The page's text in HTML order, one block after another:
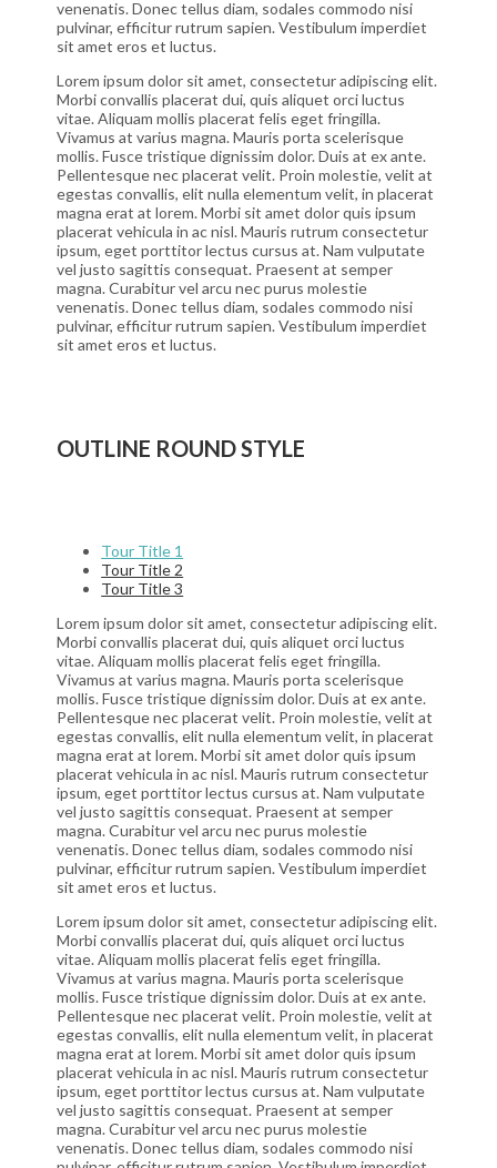
venenatis. Donec tellus diam, sodales commodo nisi
pulvinar, efficitur rutrum sapien. Vestibulum imperdiet
sit amet eros et luctus.
Lorem ipsum dolor sit amet, consectetur adipiscing elit.
Morbi convallis placerat dui, quis aliquet orci luctus
vitae. Aliquam mollis placerat felis eget fringilla.
Vivamus at varius magna. Mauris porta scelerisque
mollis. Fusce tristique dignissim dolor. Duis at ex ante.
Pellentesque nec placerat velit. Proin molestie, velit at
egestas convallis, elit nulla elementum velit, in placerat
magna erat at lorem. Morbi sit amet dolor quis ipsum
placerat vehicula in ac nisl. Mauris rutrum consectetur
ipsum, eget porttitor lectus cursus at. Nam vulputate
vel justo sagittis consequat. Praesent at semper
magna. Curabitur vel arcu nec purus molestie
venenatis. Donec tellus diam, sodales commodo nisi
pulvinar, efficitur rutrum sapien. Vestibulum imperdiet
sit amet eros et luctus.
OUTLINE ROUND STYLE
Tour Title 1
Tour Title 2
Tour Title 3
Lorem ipsum dolor sit amet, consectetur adipiscing elit.
Morbi convallis placerat dui, quis aliquet orci luctus
vitae. Aliquam mollis placerat felis eget fringilla.
Vivamus at varius magna. Mauris porta scelerisque
mollis. Fusce tristique dignissim dolor. Duis at ex ante.
Pellentesque nec placerat velit. Proin molestie, velit at
egestas convallis, elit nulla elementum velit, in placerat
magna erat at lorem. Morbi sit amet dolor quis ipsum
placerat vehicula in ac nisl. Mauris rutrum consectetur
ipsum, eget porttitor lectus cursus at. Nam vulputate
vel justo sagittis consequat. Praesent at semper
magna. Curabitur vel arcu nec purus molestie
venenatis. Donec tellus diam, sodales commodo nisi
pulvinar, efficitur rutrum sapien. Vestibulum imperdiet
sit amet eros et luctus.
Lorem ipsum dolor sit amet, consectetur adipiscing elit.
Morbi convallis placerat dui, quis aliquet orci luctus
vitae. Aliquam mollis placerat felis eget fringilla.
Vivamus at varius magna. Mauris porta scelerisque
mollis. Fusce tristique dignissim dolor. Duis at ex ante.
Pellentesque nec placerat velit. Proin molestie, velit at
egestas convallis, elit nulla elementum velit, in placerat
magna erat at lorem. Morbi sit amet dolor quis ipsum
placerat vehicula in ac nisl. Mauris rutrum consectetur
ipsum, eget porttitor lectus cursus at. Nam vulputate
vel justo sagittis consequat. Praesent at semper
magna. Curabitur vel arcu nec purus molestie
venenatis. Donec tellus diam, sodales commodo nisi